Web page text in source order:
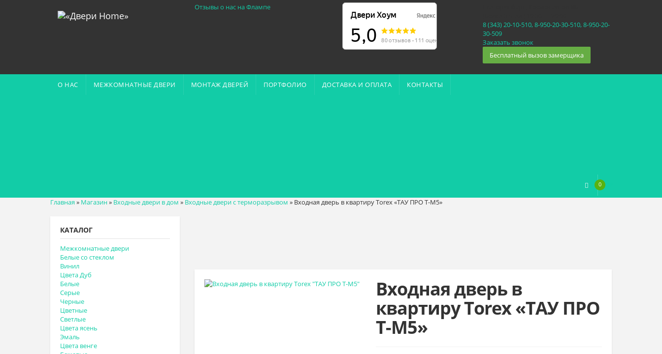
Отзывы о нас на Флампе
8 (343) 20-10-510, 8-950-20-30-510, 8-950-20-
30-509
Заказать звонок
Бесплатный вызов замерщика
О НАС МЕЖКОМНАТНЫЕ ДВЕРИ МОНТАЖ ДВЕРЕЙ ПОРТФОЛИО ДОСТАВКА И ОПЛАТА КОНТАКТЫ
0
Главная » Магазин» Входные двери в дом » Входные двери с терморазрывом » Входная дверь в квартиру Torex «ТАУ ПРО Т-М5»
КАТАЛОГ
Межкомнатные двери
Белые со стеклом
Винил
Цвета Дуб
Белые
Серые
Черные
Цветные
Светлые
Цвета ясень
Эмаль
Цвета венге
Входная дверь в
квартиру Torex «ТАУ ПРО
Т-М5»